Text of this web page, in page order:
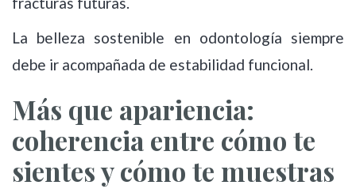
La belleza sostenible en odontología siempre
debe ir acompañada de estabilidad funcional.
Más que apariencia:
coherencia entre cómo te
sientes y cómo te muestras